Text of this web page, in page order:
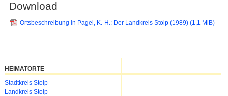
Download
Ortsbeschreibung in Pagel, K.-H.: Der Landkreis Stolp (1989) (1,1 MiB)
HEIMATORTE
Navigation
überspringen
Stadtkreis Stolp
Landkreis Stolp